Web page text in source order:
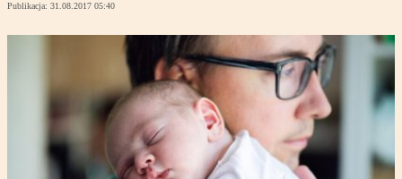
Publikacja: 31.08.2017 05:40